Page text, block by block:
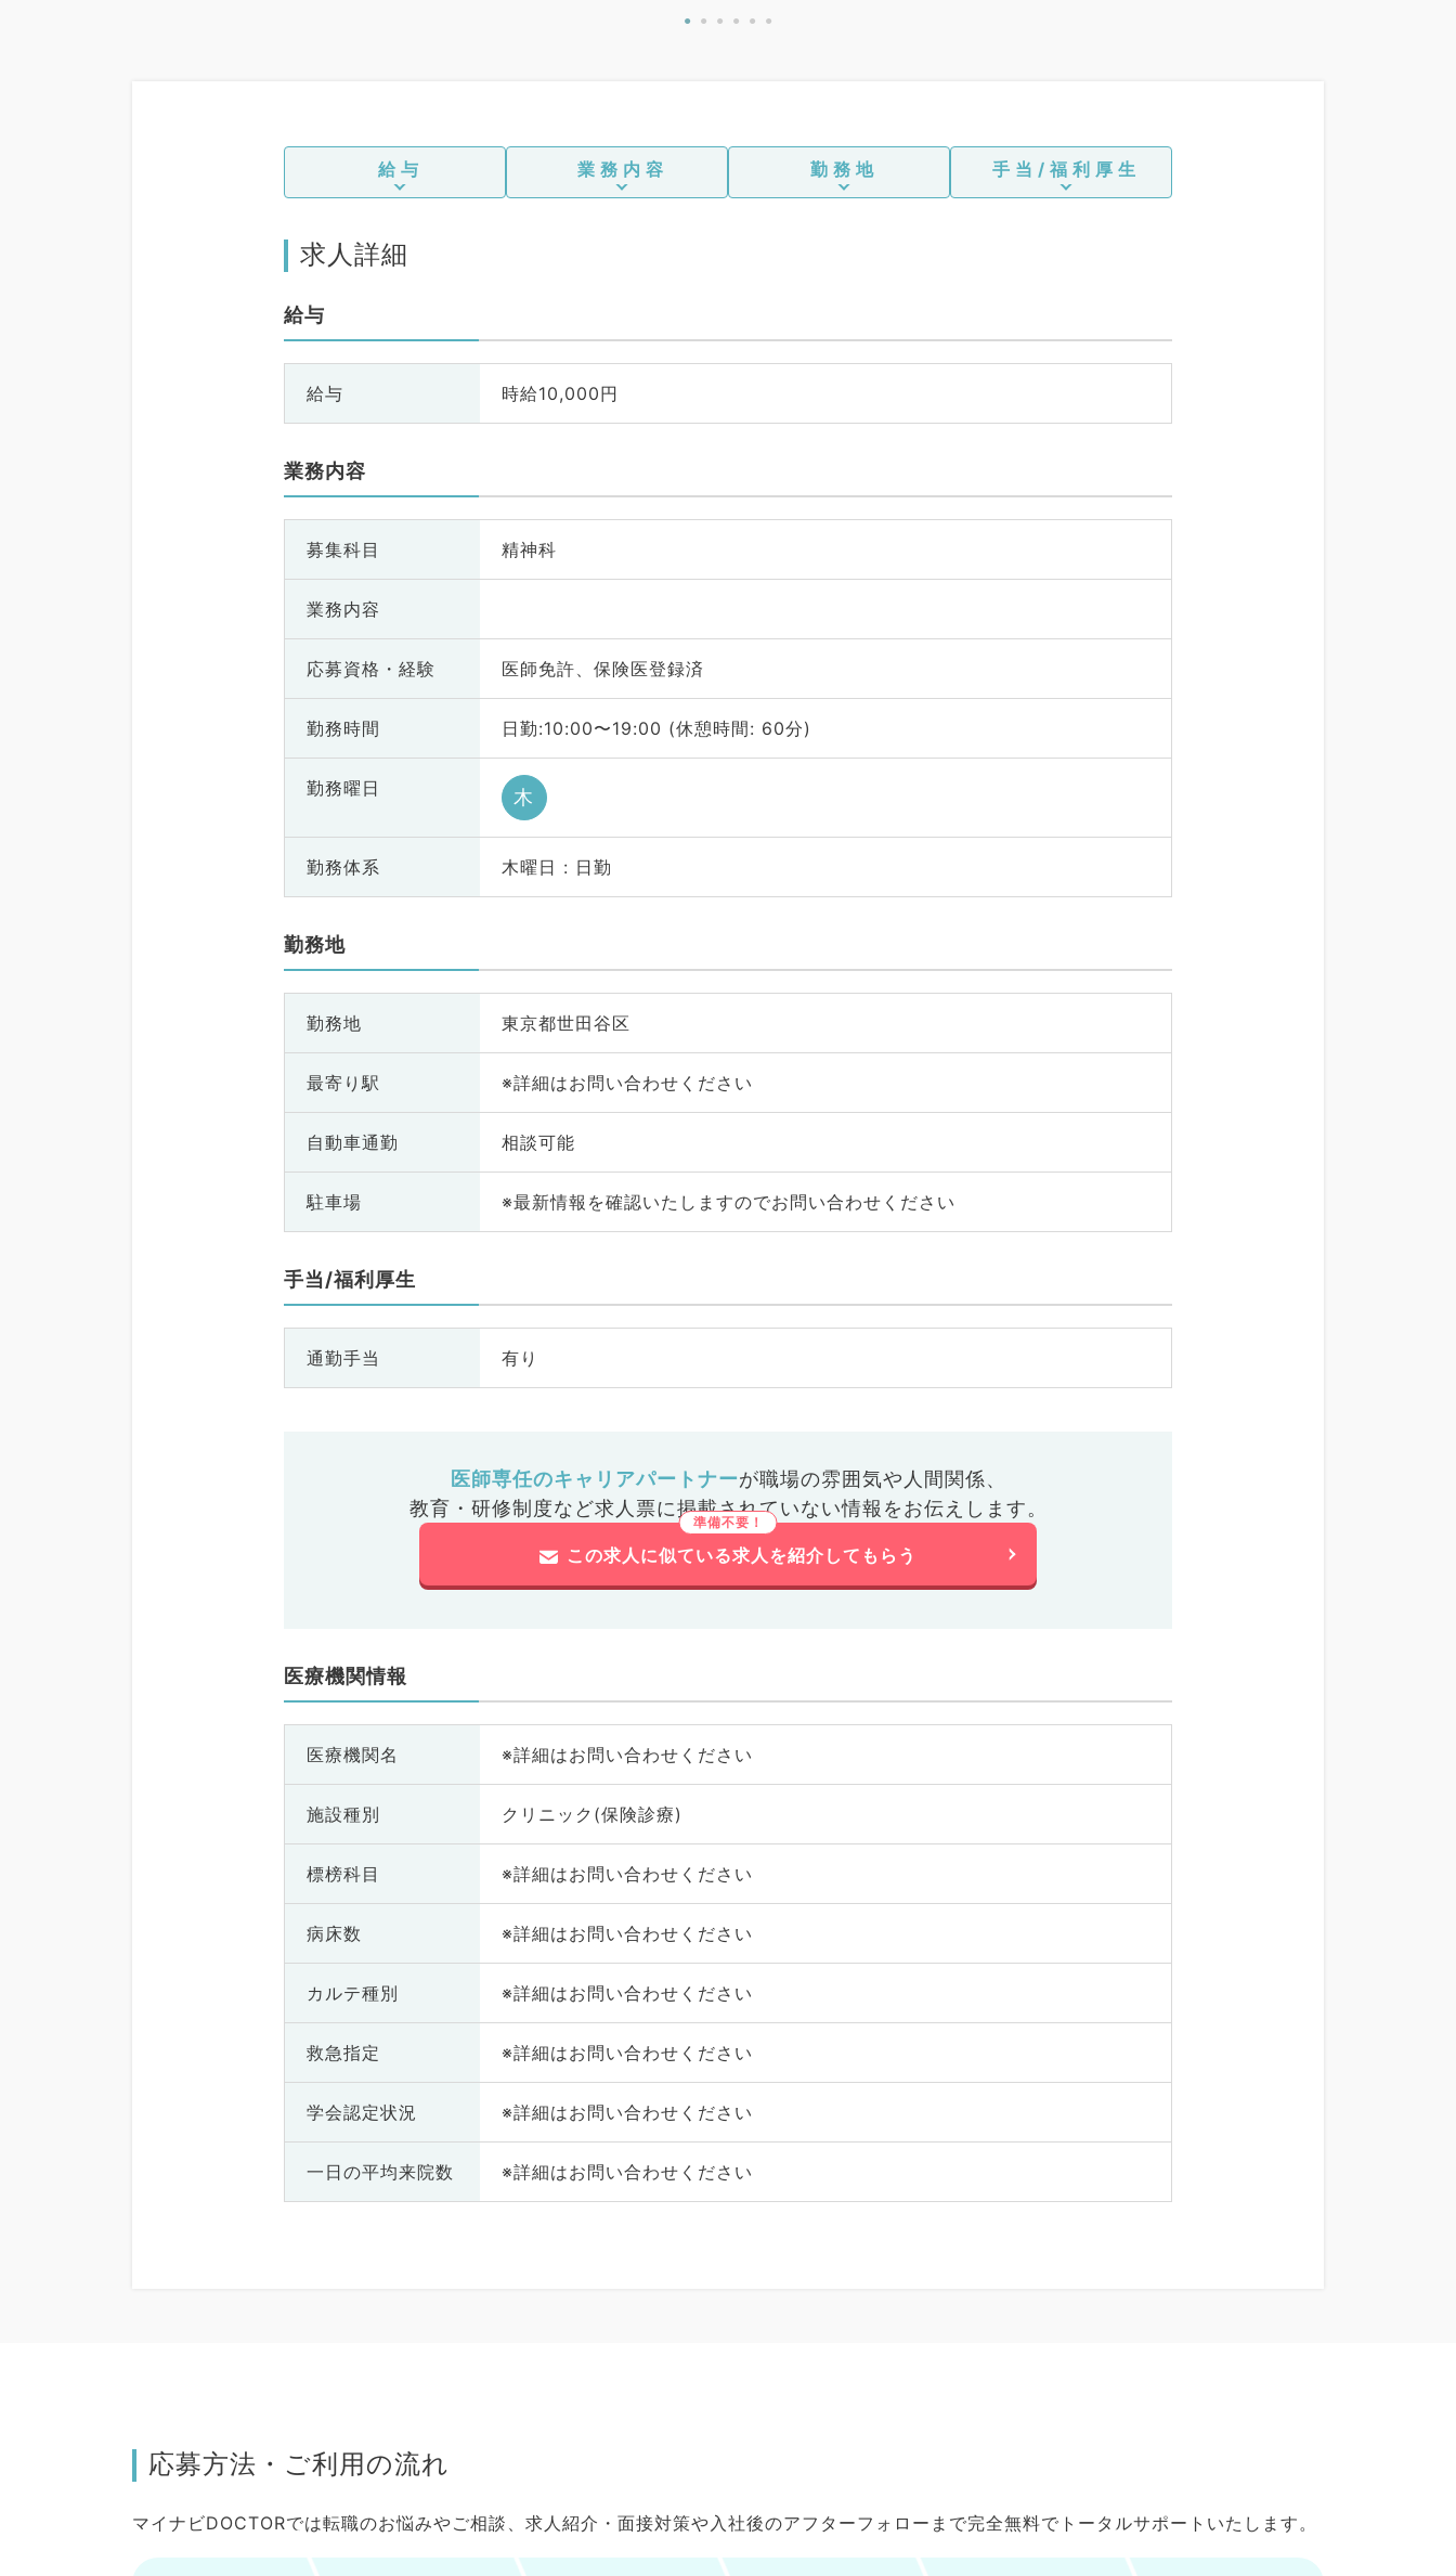
給与 業務内容 勤務地 手当/福利厚生
求人詳細
給与
給与 時給10,000円
業務内容
募集科目 精神科
業務内容
応募資格・ 経験 医師免許、保険医登録済
勤務時間 日勤:10:00〜19:00 (休憩時間: 60分)
勤務曜日 木
勤務体系 木曜日 : 日勤
勤務地
勤務地 東京都世田谷区
最寄り駅 ※詳細はお問い合わせください
自動車通勤 相談可能
駐車場 ※最新情報を確認いたしますのでお問い合わせください
手当/福利厚生
通勤手当 有り
医師専任のキャリアパートナーが職場の雰囲気や人間関係、
教育・研修制度など求人票に掲載されていない情報をお伝えします。
この求人に似ている求人を紹介してもらう
医療機関情報
医療機関名 ※詳細はお問い合わせください
施設種別 クリニック(保険診療)
標榜科目 ※詳細はお問い合わせください
病床数 ※詳細はお問い合わせください
カルテ種別 ※詳細はお問い合わせください
救急指定 ※詳細はお問い合わせください
学会認定状況 ※詳細はお問い合わせください
一日の平均来院数 ※詳細はお問い合わせください
応募方法・ご利用の流れ
マイナビDOCTORでは転職のお悩みやご相談、求人紹介・面接対策や入社後のアフターフォローまで完全無料でトータルサポートいたします。